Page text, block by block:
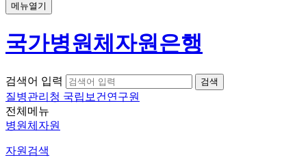
메뉴열기
국가병원체자원은행
검색어 입력
질병관리청 국립보건연구원
전체메뉴
병원체자원
자원검색